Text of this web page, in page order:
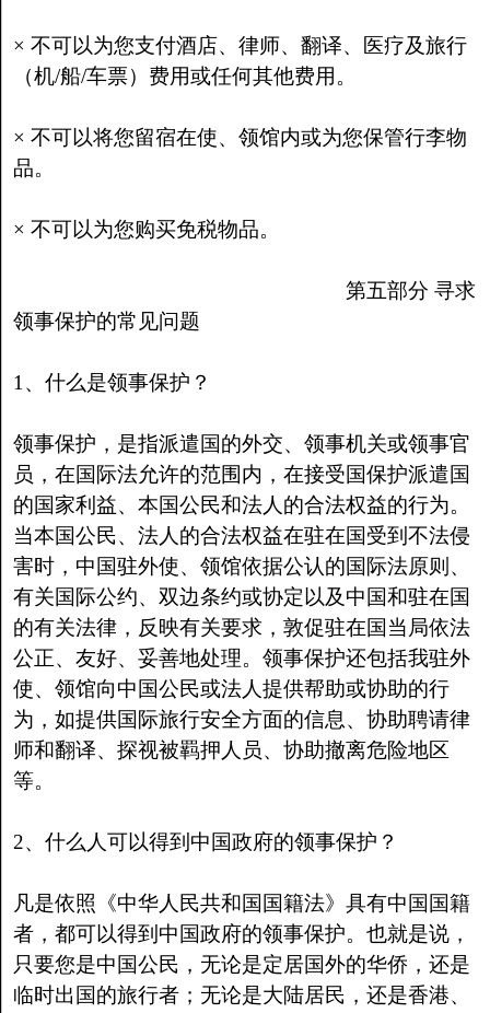
× 不可以为您支付酒店、律师、翻译、医疗及旅行
（机/船/车票）费用或任何其他费用。
× 不可以将您留宿在使、领馆内或为您保管行李物
品。
× 不可以为您购买免税物品。
第五部分 寻求
领事保护的常见问题
1、什么是领事保护？
领事保护，是指派遣国的外交、领事机关或领事官
员，在国际法允许的范围内，在接受国保护派遣国
的国家利益、本国公民和法人的合法权益的行为。
当本国公民、法人的合法权益在驻在国受到不法侵
害时，中国驻外使、领馆依据公认的国际法原则、
有关国际公约、双边条约或协定以及中国和驻在国
的有关法律，反映有关要求，敦促驻在国当局依法
公正、友好、妥善地处理。领事保护还包括我驻外
使、领馆向中国公民或法人提供帮助或协助的行
为，如提供国际旅行安全方面的信息、协助聘请律
师和翻译、探视被羁押人员、协助撤离危险地区
等。
2、什么人可以得到中国政府的领事保护？
凡是依照《中华人民共和国国籍法》具有中国国籍
者，都可以得到中国政府的领事保护。也就是说，
只要您是中国公民，无论是定居国外的华侨，还是
临时出国的旅行者；无论是大陆居民，还是香港、